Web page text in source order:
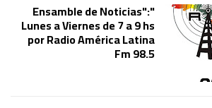
"Ensamble de Noticias":
Lunes a Viernes de 7 a 9 hs
por Radio América Latina
Fm 98.5